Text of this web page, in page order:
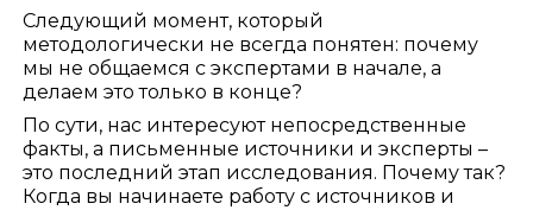
Следующий момент, который
методологически не всегда понятен: почему
мы не общаемся с экспертами в начале, а
делаем это только в конце?
По сути, нас интересуют непосредственные
факты, а письменные источники и эксперты –
это последний этап исследования. Почему так?
Когда вы начинаете работу с источников и